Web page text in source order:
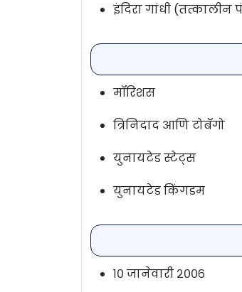
इंदिरा गांधी (तत्कालीन
मॉरिशस
त्रिनिदाद आणि टोबॅगो
युनायटेड स्टेट्स
युनायटेड किंगडम
१० जानेवारी २००६